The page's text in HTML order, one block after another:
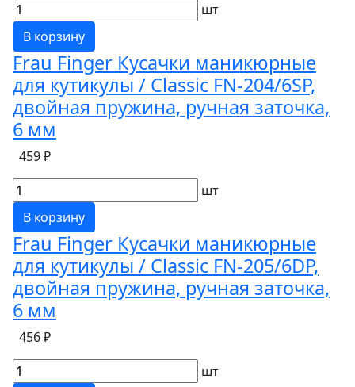
шт
В корзину
Frau Finger Кусачки маникюрные
для кутикулы / Classic FN-204/6SP,
двойная пружина, ручная заточка,
6 мм
459 ₽
шт
В корзину
Frau Finger Кусачки маникюрные
для кутикулы / Classic FN-205/6DP,
двойная пружина, ручная заточка,
6 мм
456 ₽
шт